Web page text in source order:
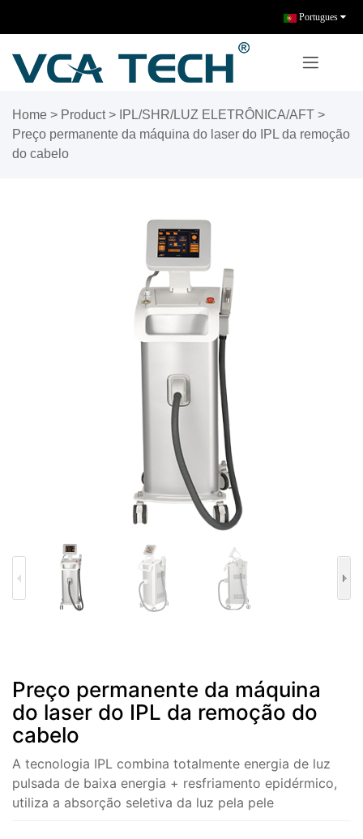
Portugues
Home > Product> IPL/SHR/LUZ ELETRÔNICA/AFT >
Preço permanente da máquina do laser do IPL da remoção
do cabelo
Preço permanente da máquina
do laser do IPL da remoção do
cabelo
A tecnologia IPL combina totalmente energia de luz
pulsada de baixa energia + resfriamento epidérmico,
utiliza a absorção seletiva da luz pela pele